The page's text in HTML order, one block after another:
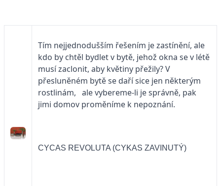
Tím nejjednodušším řešením je zastínění, ale
kdo by chtěl bydlet v bytě, jehož okna se v létě
musí zaclonit, aby květiny přežily? V
přesluněném bytě se daří sice jen některým
rostlinám, ale vybereme-li je správně, pak
jimi domov proměníme k nepoznání.
CYCAS REVOLUTA (CYKAS ZAVINUTÝ)